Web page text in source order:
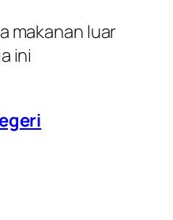
makanan luar
ini